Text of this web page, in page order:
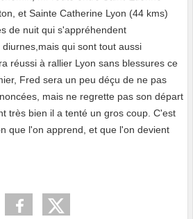
et Sainte Catherine Lyon (44 kms)
de nuit qui s'appréhendent
qui sont tout aussi
réussi à rallier Lyon sans blessures ce
Fred sera un peu déçu de ne pas
mais ne regrette pas son départ
très bien il a tenté un gros coup. C'est
que l'on apprend, et que l'on devient